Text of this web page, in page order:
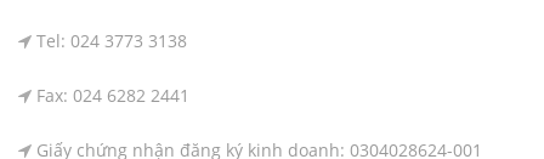
Tel: 024 3773 3138
Fax: 024 6282 2441
Giấy chứng nhận đăng ký kinh doanh: 0304028624-001